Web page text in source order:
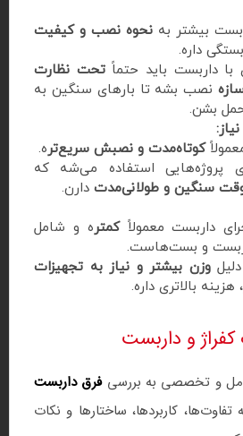
بیشتر به نحوه نصب و کیفیت
بستگی داره.
با داربست باید حتماًتحت نظارت
نصب بشه تا بارهای سنگین به
بشن.
کوتاه‌مدت و نصبش سریع‌تره.
پروژه‌هایی استفاده می‌شه که
سنگین و طولانی‌مدت دارن.
داربست معمولاًکمتره و شامل
و بست‌هاست.
دلیلوزن بیشتر و نیاز به تجهیزات
، هزینه بالاتری داره.
و داربست
کامل و تخصصی به بررسیفرق داربست
کاربردها، ساختارها و نکات